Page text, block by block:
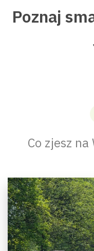
Poznaj
Co zjesz